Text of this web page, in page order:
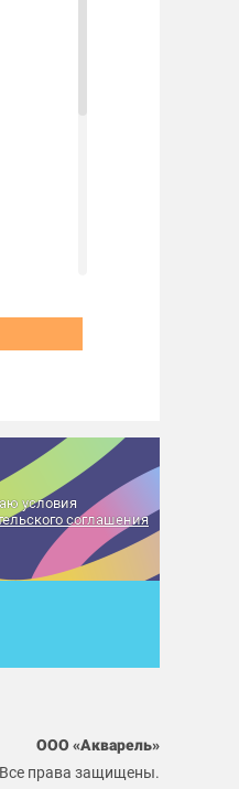
условия
соглашения
ООО «Акварель»
права защищены.